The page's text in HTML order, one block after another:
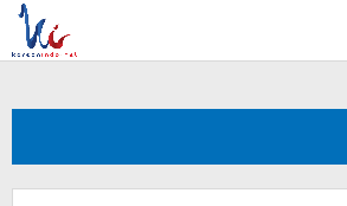
Skip
content